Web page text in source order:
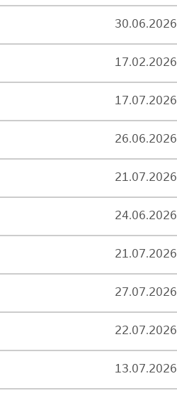
30.06.2026
17.02.2026
17.07.2026
26.06.2026
21.07.2026
24.06.2026
21.07.2026
27.07.2026
22.07.2026
13.07.2026